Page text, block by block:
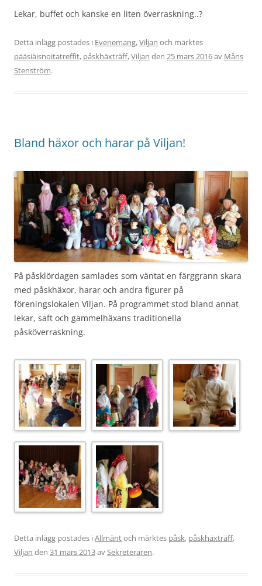
Lekar, buffet och kanske en liten överraskning..?
Detta inlägg postades i Evenemang,Viljan och märktes
pääsiäisnoitatreffit, påskhäxträff,Viljan den 25 mars 2016av Måns
Stenström.
Bland häxor och harar på Viljan!
På påsklördagen samlades som väntat en färggrann skara
med påskhäxor, harar och andra figurer på
föreningslokalen Viljan. På programmet stod bland annat
lekar, saft och gammelhäxans traditionella
påsköverraskning.
Detta inlägg postades iAllmäntoch märktes påsk, påskhäxträff,
Viljan den 31 mars 2013avSekreteraren.